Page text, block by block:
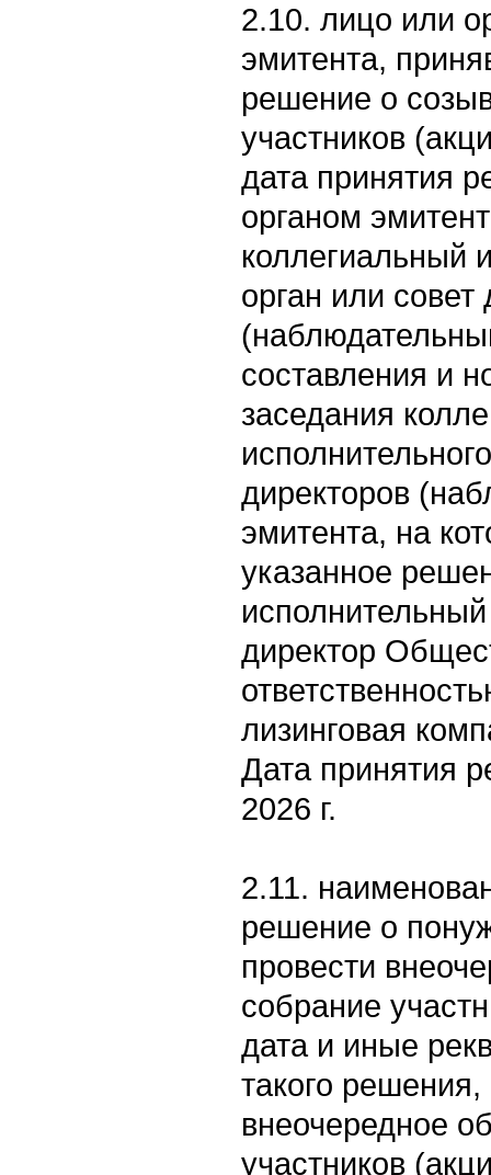
2.10. лицо или
эмитента,
решение о
участников
дата принятия
органом
коллегиальный
орган или совет
составления и
заседания
директоров
эмитента, на
указанное
директор
лизинговая
Дата принятия
2026 г.
2.11.
решение о
провести
собрание
дата и иные
такого
внеочередное
участников